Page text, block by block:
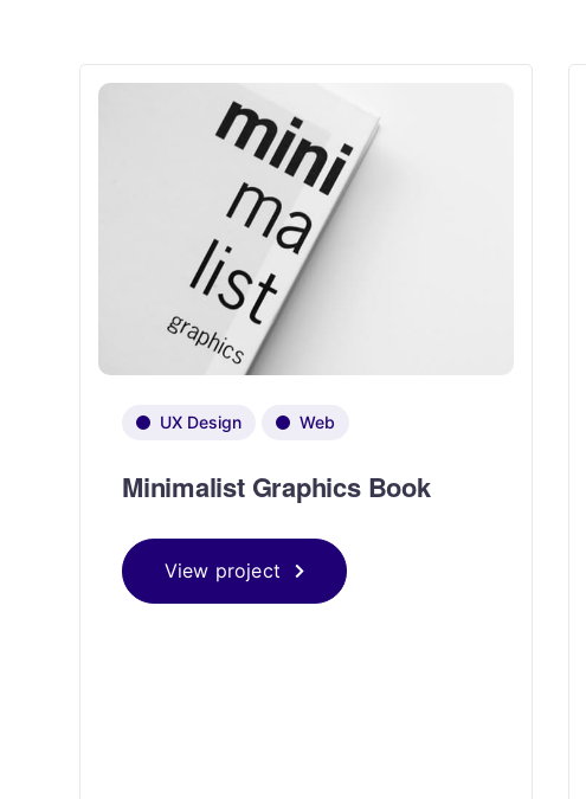
UX Design Web
Minimalist Graphics Book
View project